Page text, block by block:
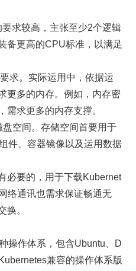
求较高，主张至少2个逻辑
备更高的CPU标准，以满足
求。实际运用中，依据运
更多的内存。例如，内存密
需求更多的内存支撑。
空间。存储空间首要用于
件、容器镜像以及运用数据
必要的，用于下载Kubernet
络通讯也需求保证畅通无
换。
操作体系，包含Ubuntu、D
兼容的操作体系版